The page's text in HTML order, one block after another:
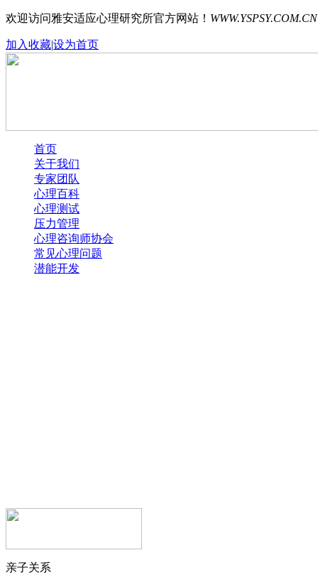
欢迎访问雅安适应心理研究所官方网站！ WWW.YSPSY.COM.CN
加入收藏|设为首页
首页
关于我们
专家团队
心理百科
心理测试
压力管理
心理咨询师协会
常见心理问题
潜能开发
亲子关系